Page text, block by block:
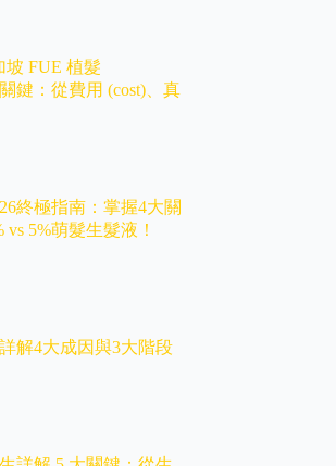
坡 FUE 植髮
關鍵：從費用 (cost)、真
終極指南：掌握4大關
5%萌髮生髮液！
解4大成因與3大階段